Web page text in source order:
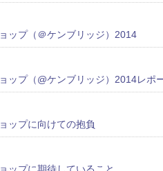
ップ（＠ケンブリッジ）2014
ップ（@ケンブリッジ）2014レポ
ップに向けての抱負